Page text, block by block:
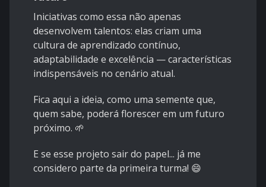
Iniciativas como essa não apenas
desenvolvem talentos: elas criam uma
cultura de aprendizado contínuo,
adaptabilidade e excelência — características
indispensáveis no cenário atual.
Fica aqui a ideia, como uma semente que,
quem sabe, poderá florescer em um futuro
próximo. 🌱
E se esse projeto sair do papel... já me
considero parte da primeira turma! 😄